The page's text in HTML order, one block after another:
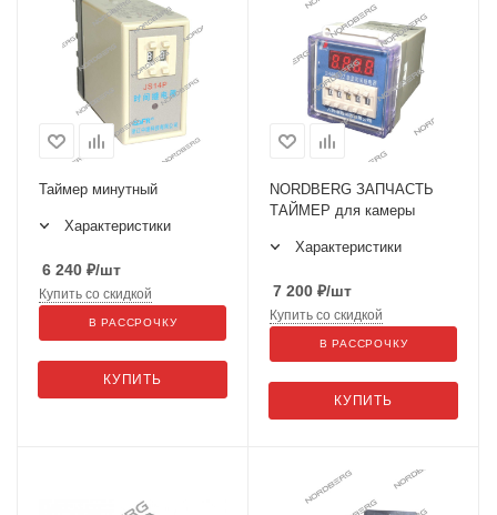
Таймер минутный
Характеристики
6 240 ₽/шт
КУПИТЬ
Купить со скидкой
В РАССРОЧКУ
NORDBERG ЗАПЧАСТЬ
ТАЙМЕР для камеры
Характеристики
7 200 ₽/шт
КУПИТЬ
Купить со скидкой
В РАССРОЧКУ